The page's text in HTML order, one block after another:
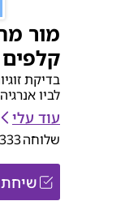
שיחת
מור
קלפים
בדיקת
לביו אנרגיה
עוד עלי
שלוחה333